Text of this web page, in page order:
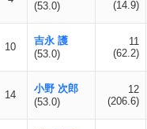
(53.0) (14.9)
10
吉永 護
(53.0)
11
(62.2)
14
小野 次郎
(53.0)
12
(206.6)